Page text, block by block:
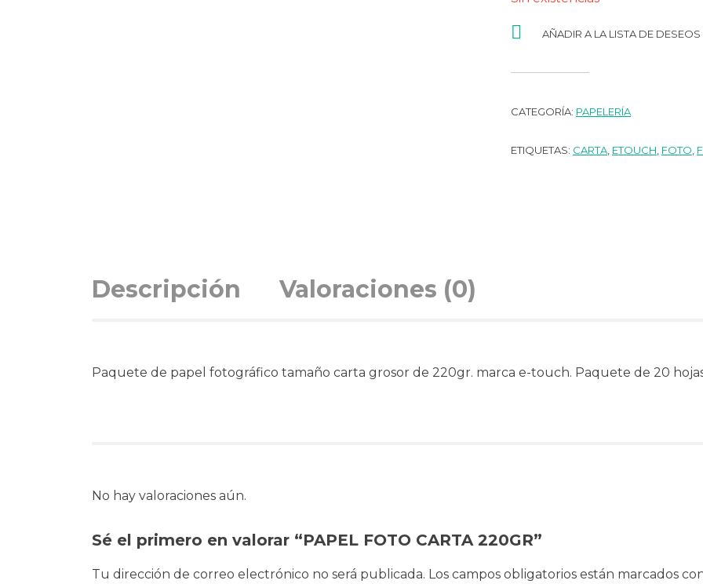
AÑADIR A LA LISTA DE DESEOS
CATEGORÍA: PAPELERÍA
ETIQUETAS: CARTA ETOUCH FOTO
Descripción Valoraciones (0)
Paquete de papel fotográfico tamaño carta grosor de 220gr. marca e-touch. Paquete de 20
No hay valoraciones aún.
Sé el primero en valorar “PAPEL FOTO CARTA 220GR”
Tu dirección de correo electrónico no será publicada. Los campos obligatorios están marcados